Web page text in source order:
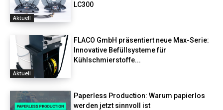
Aktuell
LC300
Aktuell
FLACO GmbH präsentiert neue Max-Serie:
Innovative Befüllsysteme für
Kühlschmierstoffe...
Paperless Production: Warum papierlos
werden jetzt sinnvoll ist